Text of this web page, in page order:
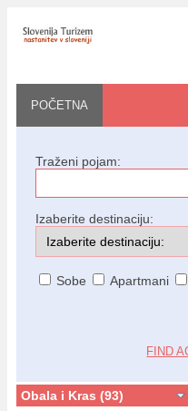
POČETNA
Traženi pojam:
Izaberite destinaciju:
Sobe Apartmani
FIND
Obala i Kras (93)